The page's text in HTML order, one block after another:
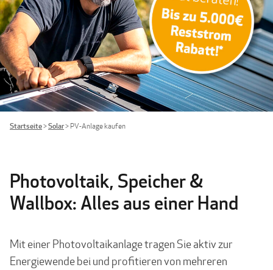
Startseite>Solar> PV-Anlage kaufen
Photovoltaik, Speicher &
Wallbox: Alles aus einer Hand
Mit einer Photovoltaikanlage tragen Sie aktiv zur
Energiewende bei und profitieren von mehreren